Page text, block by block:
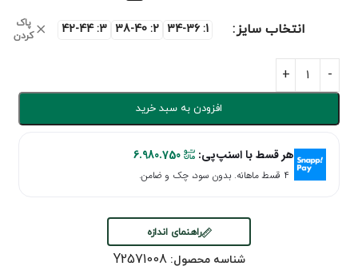
انتخاب سایز 1: 34-36
2: 38-40
3: 42-44
پاک
کردن
افزودن به سبد خرید
هر قسط با اسنپ‌پی: 6.980.750
۴ قسط ماهانه. بدون سود، چک و ضامن.
راهنمای اندازه
شناسه محصول:Y2571008